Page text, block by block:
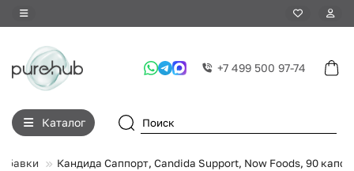
+7 499 500 97-74
Каталог
Кандида Саппорт, Candida Support, Now Foods, 90